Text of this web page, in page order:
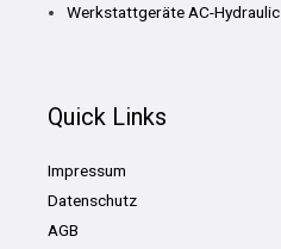
Werkstattgeräte AC-Hydraulic
Quick Links
Impressum
Datenschutz
AGB